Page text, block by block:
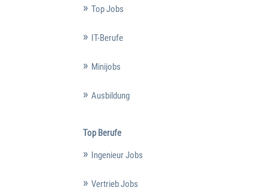
Top Jobs
IT-Berufe
Minijobs
Ausbildung
Top Berufe
Ingenieur Jobs
Vertrieb Jobs